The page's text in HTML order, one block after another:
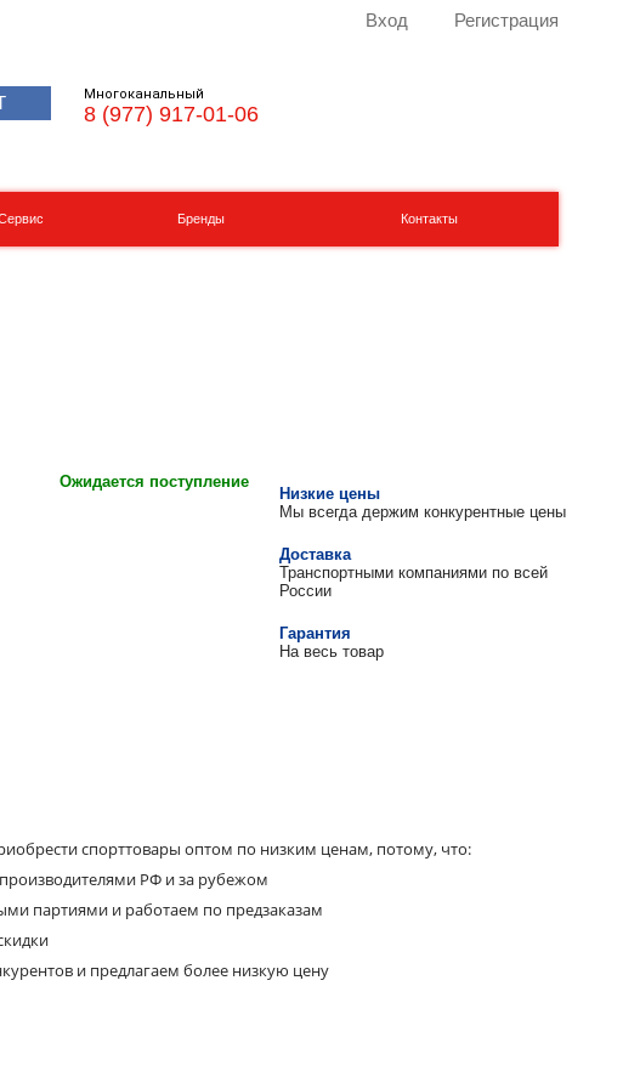
Вход Регистрация
Многоканальный
8 (977) 917-01-06
Бренды Контакты
Ожидается поступление
Низкие цены
Мы всегда держим конкурентные цены
Доставка
Транспортными компаниями по всей
России
Гарантия
На весь товар
спорттовары оптом по низким ценам, потому, что:
РФ и за рубежом
партиями и работаем по предзаказам
и предлагаем более низкую цену